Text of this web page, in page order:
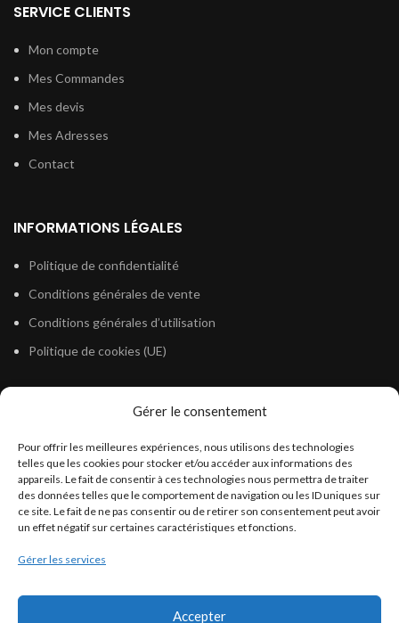
Gérer le consentement
Pour offrir les meilleures expériences, nous utilisons des technologies
telles que les cookies pour stocker et/ou accéder aux informations des
appareils. Le fait de consentir à ces technologies nous permettra de traiter
des données telles que le comportement de navigation ou les ID uniques sur
ce site. Le fait de ne pas consentir ou de retirer son consentement peut avoir
un effet négatif sur certaines caractéristiques et fonctions.
Gérer les services
Accepter
SERVICE CLIENTS
Mon compte
Mes Commandes
Mes devis
Mes Adresses
Contact
INFORMATIONS LÉGALES
Politique de confidentialité
Conditions générales de vente
Conditions générales d’utilisation
Politique de cookies (UE)
Législation Gasoil Fioul GNR
Législation Essence
Législation Adblue
Législation Eau
Législation Lubrifiant
Législation Phytosanitaire